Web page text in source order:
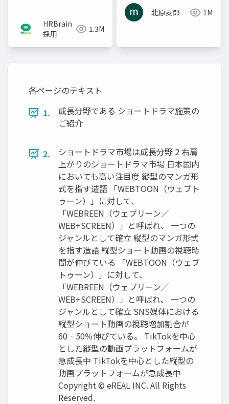
HRBrain
採用
1.3M
北原麦郎 1M
各ページのテキスト
1.
成長分野である ショートドラマ施策の
ご紹介
2.
ショートドラマ市場は成長分野 2 右肩
上がりのショートドラマ市場 日本国内
においても高い注目度 縦型のマンガ形
式を指す造語 「WEBTOON（ウェブト
ゥーン）」に対して、
「WEBREEN（ウェブリーン／
WEB+SCREEN）」と呼ばれ、 一つの
ジャンルとして確立 縦型のマンガ形式
を指す造語 縦型ショート動画の視聴時
間が伸びている 「WEBTOON（ウェブ
トゥーン）」に対して、
「WEBREEN（ウェブリーン／
WEB+SCREEN）」と呼ばれ、 一つの
ジャンルとして確立 SNS媒体における
縦型ショート動画の視聴増加割合が
60‐50％伸びている。 TikTokを中心
とした縦型の動画プラットフォームが
急成長中 TikTokを中心とした縦型の
動画プラットフォームが急成長中
Copyright © eREAL INC. All Rights
Reserved.